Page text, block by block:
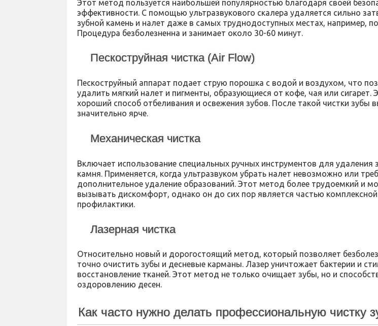
Этот метод пользуется наибольшей популярностью благодаря своей
эффективности. С помощью ультразвукового скалера удаляется сильно
зубной камень и налет даже в самых труднодоступных местах, например,
Процедура безболезненна и занимает около 30-60 минут.
Пескоструйная чистка (Air Flow)
Пескоструйный аппарат подает струю порошка с водой и воздухом, что
удалить мягкий налет и пигменты, образующиеся от кофе, чая или сигарет.
хороший способ отбеливания и освежения зубов. После такой чистки зубы
значительно ярче.
Механическая чистка
Включает использование специальных ручных инструментов для удаления
камня. Применяется, когда ультразвуком убрать налет невозможно или
дополнительное удаление образований. Этот метод более трудоемкий и
вызывать дискомфорт, однако он до сих пор является частью комплексной
профилактики.
Лазерная чистка
Относительно новый и дорогостоящий метод, который позволяет
точно очистить зубы и десневые карманы. Лазер уничтожает бактерии и
восстановление тканей. Этот метод не только очищает зубы, но и
оздоровлению десен.
Как часто нужно делать профессиональную чистку